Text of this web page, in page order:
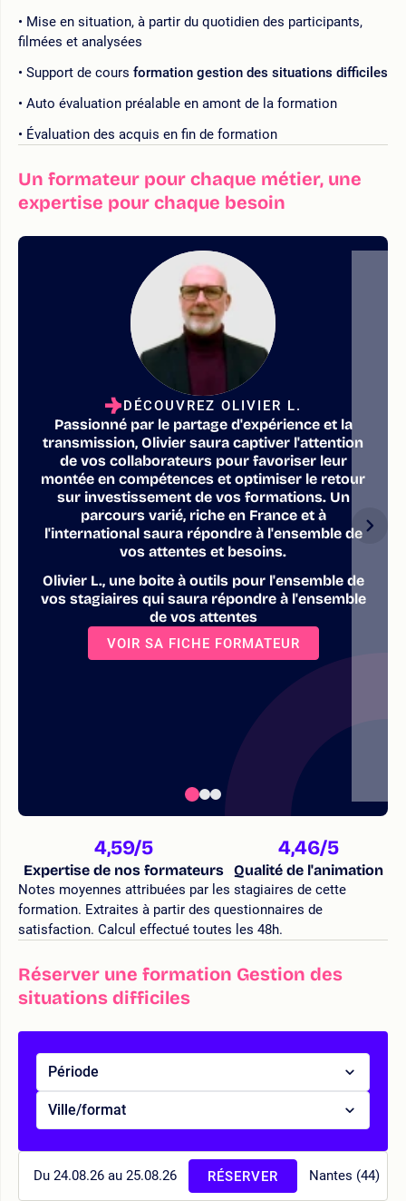
Mise en situation, à partir du quotidien des participants,
filmées et analysées
Support de cours formation gestion des situations difficiles
Auto évaluation préalable en amont de la formation
Évaluation des acquis en fin de formation
Un formateur pour chaque métier, une
expertise pour chaque besoin
DÉCOUVREZ OLIVIER L.
Passionné par le partage d'expérience et la
transmission, Olivier saura captiver l'attention
de vos collaborateurs pour favoriser leur
montée en compétences et optimiser le retour
sur investissement de vos formations. Un
parcours varié, riche en France et à
l'international saura répondre à l'ensemble de
vos attentes et besoins.
Olivier L., une boite à outils pour l'ensemble de
vos stagiaires qui saura répondre à l'ensemble
de vos attentes
VOIR SA FICHE FORMATEUR
4,59/5
Expertise de nos formateurs
4,46/5
Qualité de l'animation
Notes moyennes attribuées par les stagiaires de cette
formation. Extraites à partir des questionnaires de
satisfaction. Calcul effectué toutes les 48h.
Réserver une formation Gestion des
situations difficiles
Période
Ville/format
Du 24.08.26 au 25.08.26 Nantes (44)
RÉSERVER